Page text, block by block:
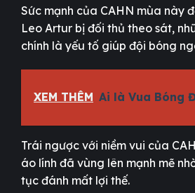
Sức mạnh của CAHN mùa này
Leo Artur bị đối thủ theo sát,
chính là yếu tố giúp đội bóng
XEM THÊM Ai là Vua Bóng
Trái ngược với niềm vui của
áo lính đã vùng lên mạnh mẽ
tục đánh mất lợi thế.